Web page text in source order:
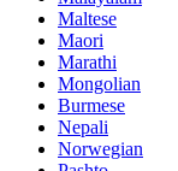
Maltese
Maori
Marathi
Mongolian
Burmese
Nepali
Norwegian